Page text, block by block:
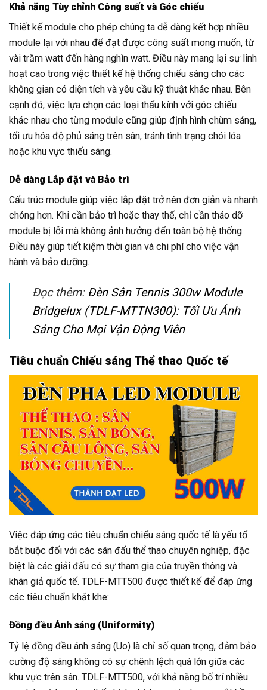
Khả năng Tùy chỉnh Công suất và Góc chiếu
Thiết kế module cho phép chúng ta dễ dàng kết hợp nhiều
module lại với nhau để đạt được công suất mong muốn, từ
vài trăm watt đến hàng nghìn watt. Điều này mang lại sự linh
hoạt cao trong việc thiết kế hệ thống chiếu sáng cho các
không gian có diện tích và yêu cầu kỹ thuật khác nhau. Bên
cạnh đó, việc lựa chọn các loại thấu kính với góc chiếu
khác nhau cho từng module cũng giúp định hình chùm sáng,
tối ưu hóa độ phủ sáng trên sân, tránh tình trạng chói lóa
hoặc khu vực thiếu sáng.
Dễ dàng Lắp đặt và Bảo trì
Cấu trúc module giúp việc lắp đặt trở nên đơn giản và nhanh
chóng hơn. Khi cần bảo trì hoặc thay thế, chỉ cần tháo dỡ
module bị lỗi mà không ảnh hưởng đến toàn bộ hệ thống.
Điều này giúp tiết kiệm thời gian và chi phí cho việc vận
hành và bảo dưỡng.
Đọc thêm: Đèn Sân Tennis 300w Module
Bridgelux (TDLF-MTTN300): Tối Ưu Ánh
Sáng Cho Mọi Vận Động Viên
Tiêu chuẩn Chiếu sáng Thể thao Quốc tế
Việc đáp ứng các tiêu chuẩn chiếu sáng quốc tế là yếu tố
bắt buộc đối với các sân đấu thể thao chuyên nghiệp, đặc
biệt là các giải đấu có sự tham gia của truyền thông và
khán giả quốc tế. TDLF-MTT500 được thiết kế để đáp ứng
các tiêu chuẩn khắt khe:
Đồng đều Ánh sáng (Uniformity)
Tỷ lệ đồng đều ánh sáng (Uo) là chỉ số quan trọng, đảm bảo
cường độ sáng không có sự chênh lệch quá lớn giữa các
khu vực trên sân. TDLF-MTT500, với khả năng bố trí nhiều